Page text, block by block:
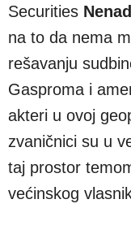
Securities
na to da nema
rešavanju
Gasproma i
akteri u ovoj
zvaničnici su u
taj prostor
većinskog